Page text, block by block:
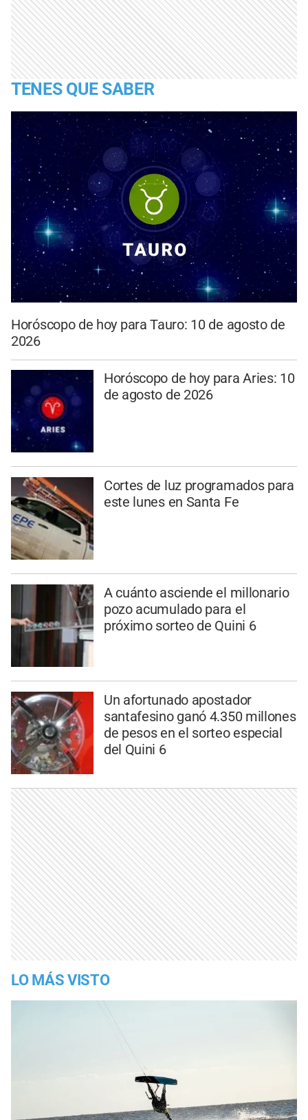
TENES QUE SABER
Horóscopo de hoy para Tauro: 10 de agosto de
2026
Horóscopo de hoy para Aries: 10
de agosto de 2026
Cortes de luz programados para
este lunes en Santa Fe
A cuánto asciende el millonario
pozo acumulado para el
próximo sorteo de Quini 6
Un afortunado apostador
santafesino ganó 4.350 millones
de pesos en el sorteo especial
del Quini 6
LO MÁS VISTO